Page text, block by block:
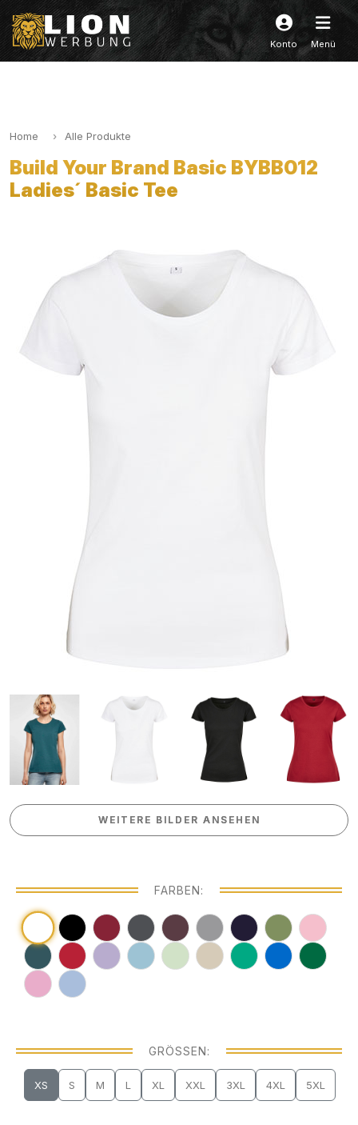
Konto Menü
Home Alle Produkte
Build Your Brand Basic BYBB012
Ladies´ Basic Tee
WEITERE BILDER ANSEHEN
WEITERE BILDER ANSEHEN
FARBEN:
GRÖSSEN:
XS S M L XL XXL 3XL 4XL 5XL